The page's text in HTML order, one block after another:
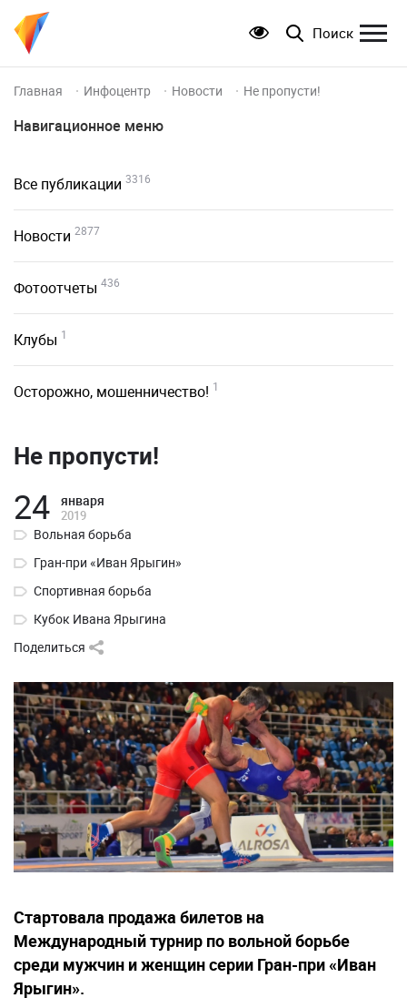
Поиск
Главная Инфоцентр Новости Не пропусти!
Навигационное меню
Все публикации 3316
Новости 2877
Фотоотчеты 436
Клубы 1
Осторожно, мошенничество! 1
Не пропусти!
24 января
2019
Вольная борьба
Гран-при «Иван Ярыгин»
Спортивная борьба
Кубок Ивана Ярыгина
Поделиться
Стартовала продажа билетов на
Международный турнир по вольной борьбе
среди мужчин и женщин серии Гран-при «Иван
Ярыгин».